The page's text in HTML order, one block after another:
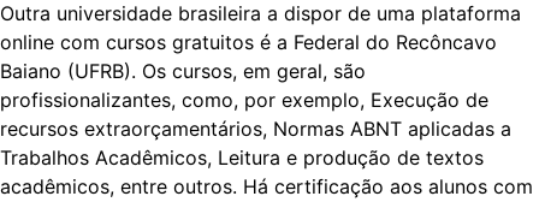
Outra universidade brasileira a dispor de uma plataforma
online com cursos gratuitos é a Federal do Recôncavo
Baiano (UFRB). Os cursos, em geral, são
profissionalizantes, como, por exemplo, Execução de
recursos extraorçamentários, Normas ABNT aplicadas a
Trabalhos Acadêmicos, Leitura e produção de textos
acadêmicos, entre outros. Há certificação aos alunos com